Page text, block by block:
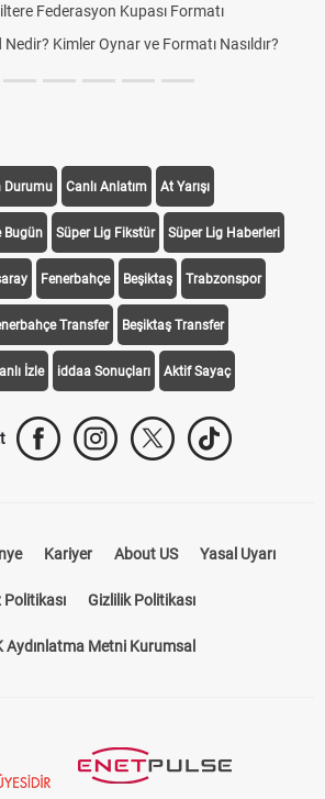
Federasyon Kupası Formatı
Kimler Oynar ve Formatı Nasıldır?
Durumu Canlı Anlatım At Yarışı
Bugün Süper Lig Fikstür Süper Lig Haberleri
Fenerbahçe Beşiktaş Trabzonspor
Transfer Beşiktaş Transfer
İzle iddaa Sonuçları Aktif Sayaç
Kariyer About US Yasal Uyarı
Politikası Gizlilik Politikası
Aydınlatma Metni Kurumsal